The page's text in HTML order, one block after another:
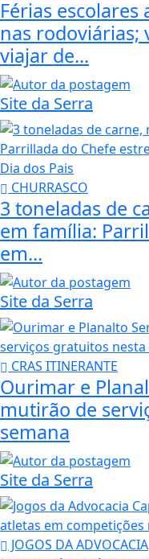
Férias
nas rodoviárias;
viajar de...
Site da Serra
CHURRASCO
3 toneladas de
em família:
em...
Site da Serra
CRAS ITINERANTE
Ourimar e
mutirão de
semana
Site da Serra
JOGOS DA ADVOCACIA